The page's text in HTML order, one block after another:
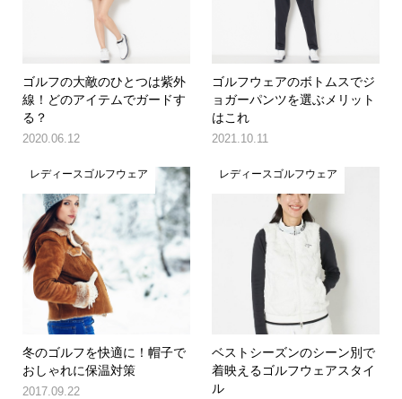
ゴルフの大敵のひとつは紫外
線！どのアイテムでガードす
る？
2020.06.12
ゴルフウェアのボトムスでジ
ョガーパンツを選ぶメリット
はこれ
2021.10.11
レディースゴルフウェア
冬のゴルフを快適に！帽子で
おしゃれに保温対策
2017.09.22
レディースゴルフウェア
ベストシーズンのシーン別で
着映えるゴルフウェアスタイ
ル